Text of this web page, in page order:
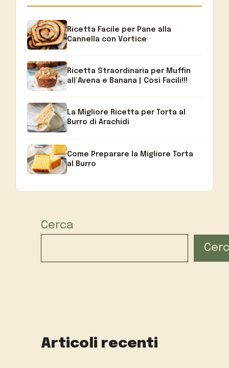
Ricetta Facile per Pane alla
Cannella con Vortice
Ricetta Straordinaria per Muffin
all’Avena e Banana | Così Facili!!!
La Migliore Ricetta per Torta al
Burro di Arachidi
Come Preparare la Migliore Torta
al Burro
Cerca
Articoli recenti